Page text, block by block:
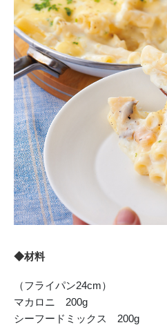
◆材料
（フライパン24cm）
マカロニ 200g
シーフードミックス 200g